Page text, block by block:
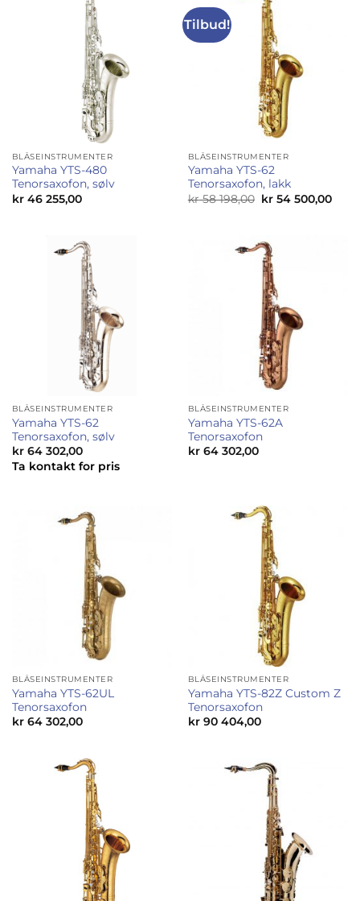
BLÅSEINSTRUMENTER
Yamaha YTS-480
Tenorsaxofon, sølv
kr46 255,00
Tilbud!
BLÅSEINSTRUMENTER
Yamaha YTS-62
Tenorsaxofon, lakk
kr58 198,00 Opprinnelig
198,00.
kr54 500,00
BLÅSEINSTRUMENTER
Yamaha YTS-62
Tenorsaxofon, sølv
kr64 302,00
Ta kontakt for pris
BLÅSEINSTRUMENTER
Yamaha YTS-62A
Tenorsaxofon
kr64 302,00
BLÅSEINSTRUMENTER
Yamaha YTS-62UL
Tenorsaxofon
kr64 302,00
BLÅSEINSTRUMENTER
Yamaha YTS-82Z Custom Z
Tenorsaxofon
kr90 404,00